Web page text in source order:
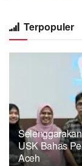
Terpopuler
USK Bahas
Aceh